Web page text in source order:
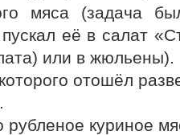
мяса (задача
её в салат
или в жюльены).
отошёл
рубленое куриное